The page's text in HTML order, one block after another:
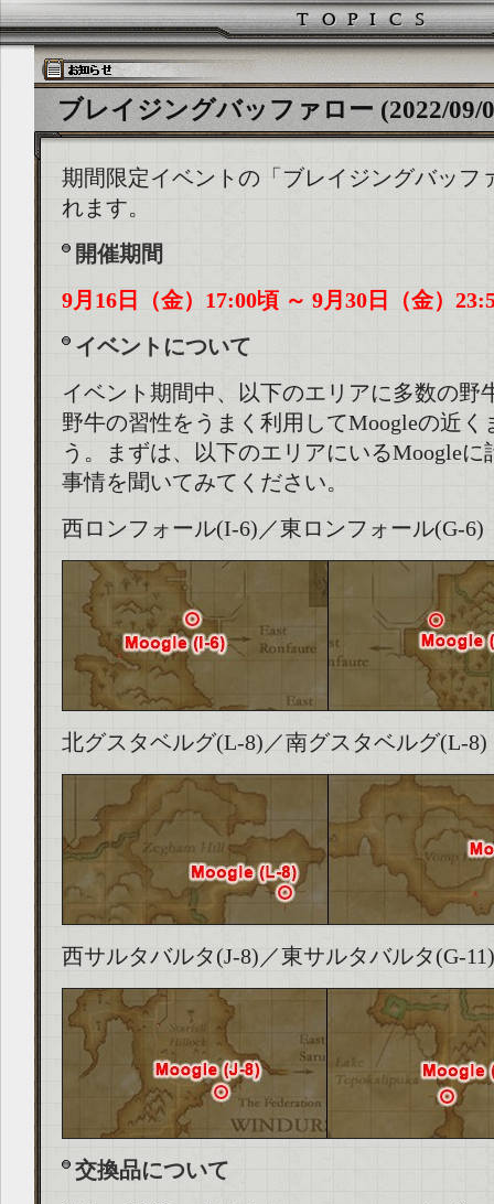
ブレイジングバッファロー (2022/09/
期間限定イベントの「ブレイジングバッフ
れます。
開催期間
9月16日（金）17:00頃 ～ 9月30日（金）
イベントについて
イベント期間中、以下のエリアに多数の野
野牛の習性をうまく利用してMoogleの近く
う。まずは、以下のエリアにいるMoogleに
事情を聞いてみてください。
西ロンフォール(I-6)／東ロンフォール(G-6)
北グスタベルグ(L-8)／南グスタベルグ(L-8)
西サルタバルタ(J-8)／東サルタバルタ(G-11)
交換品について